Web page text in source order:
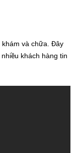
và chữa. Đây
khách hàng tin